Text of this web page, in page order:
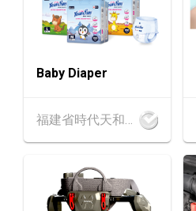
26
香港
26.08.2026
「中小企資援組」網
動觸達全球
1-5
香港
01.09.2026 -
國際名表薈萃 2026 (
SEP
香港
01.09.2026 -
香港貿發局香港鐘表
心)
Baby Diaper
福建省時代天和實業有限公司